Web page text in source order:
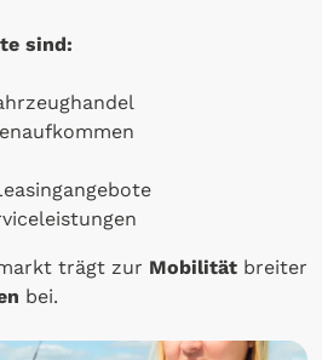
sind:
trägt zur Mobilität breiter
bei.